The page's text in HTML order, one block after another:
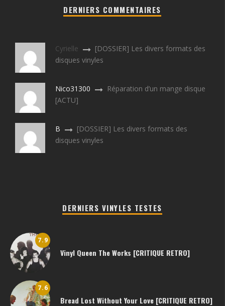
DERNIERS COMMENTAIRES
Cyrielle
[DOSSIER] Les divers formats des
disques vinyles
Nico31300
Réparation d’un mange disque
[ACTU]
B
[DOSSIER] Les divers formats des
disques vinyles
DERNIERS VINYLES TESTES
7.9
Vinyl Queen The Works [CRITIQUE RETRO]
7.6
Bread Lost Without Your Love [CRITIQUE RETRO]